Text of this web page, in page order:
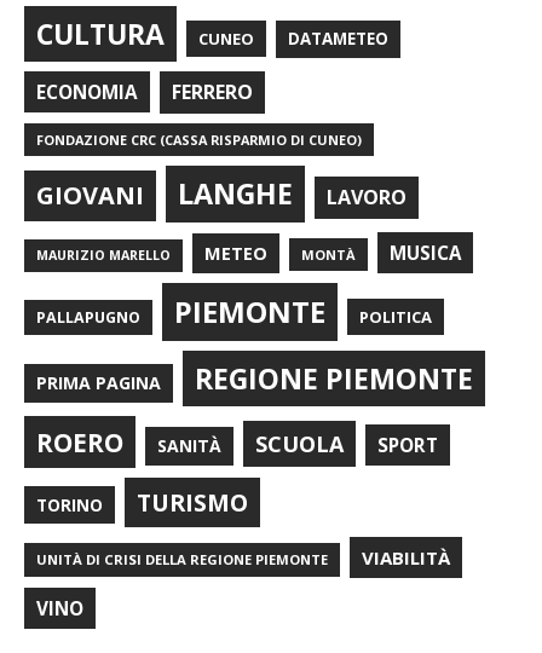
CULTURA CUNEO DATAMETEO
ECONOMIA FERRERO
FONDAZIONE CRC (CASSA RISPARMIO DI CUNEO)
GIOVANI LANGHE LAVORO
MAURIZIO MARELLO METEO MONTÀ MUSICA
PALLAPUGNO PIEMONTE POLITICA
PRIMA PAGINA REGIONE PIEMONTE
ROERO SANITÀ SCUOLA SPORT
TORINO TURISMO
UNITÀ DI CRISI DELLA REGIONE PIEMONTE VIABILITÀ
VINO